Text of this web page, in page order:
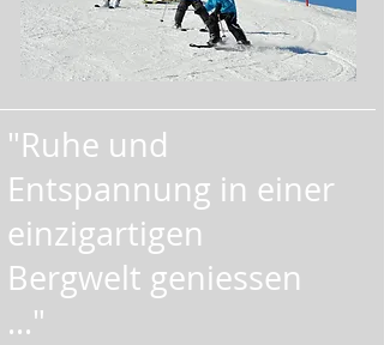
"Ruhe und
Entspannung in einer
einzigartigen
Bergwelt geniessen
..."